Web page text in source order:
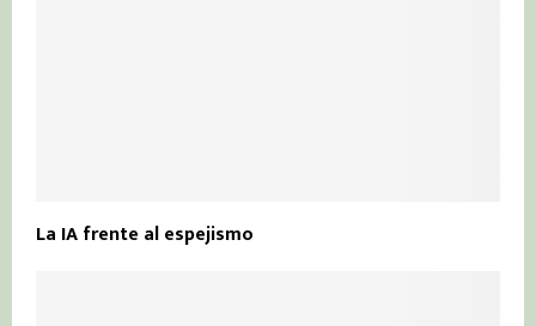
La IA frente al espejismo